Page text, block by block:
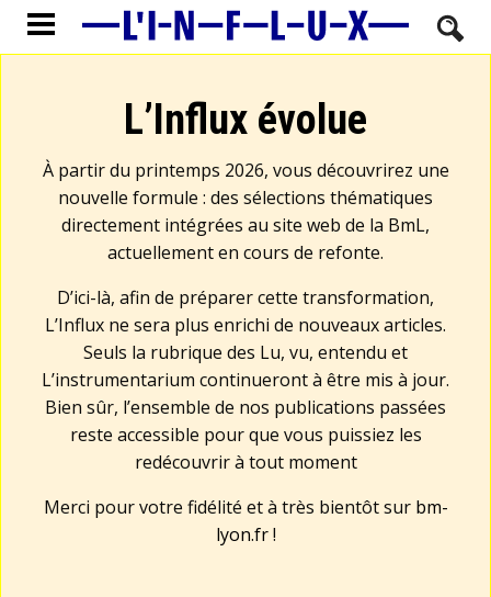
L’Influx évolue
À partir du printemps 2026, vous découvrirez une
nouvelle formule : des sélections thématiques
directement intégrées au site web de la BmL,
actuellement en cours de refonte.
D’ici-là, afin de préparer cette transformation,
L’Influx ne sera plus enrichi de nouveaux articles.
Seuls la rubrique des Lu, vu, entendu et
L’instrumentarium continueront à être mis à jour.
Bien sûr, l’ensemble de nos publications passées
reste accessible pour que vous puissiez les
redécouvrir à tout moment
Merci pour votre fidélité et à très bientôt sur bm-
lyon.fr!